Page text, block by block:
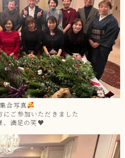
集合写真
にご参加いただきました
、満足の笑♥️